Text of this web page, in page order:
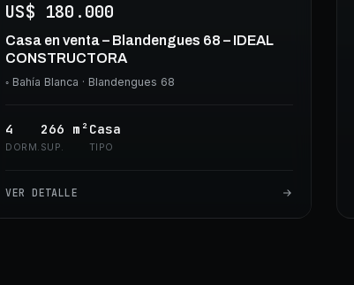
US$ 180.000
Casa en venta – Blandengues 68 – IDEAL
CONSTRUCTORA
◦ Bahía Blanca · Blandengues 68
4
DORM.
266 m²
SUP.
Casa
TIPO
VER DETALLE